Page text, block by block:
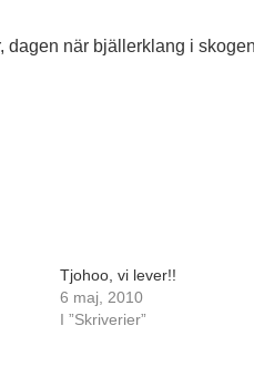
dagen när bjällerklang i
Tjohoo, vi lever!!
6 maj, 2010
I ”Skriverier”